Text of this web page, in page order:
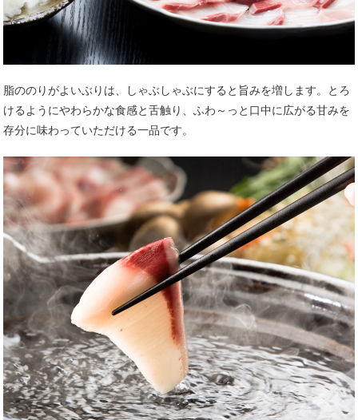
脂ののりがよいぶりは、しゃぶしゃぶにすると旨みを増します。とろ
けるようにやわらかな食感と舌触り、ふわ～っと口中に広がる甘みを
存分に味わっていただける一品です。